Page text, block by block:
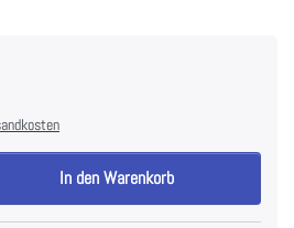
In den Warenkorb